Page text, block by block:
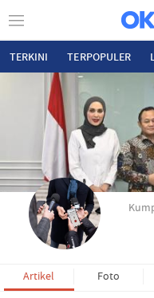
TERKINI TERPOPULER
Artikel Foto